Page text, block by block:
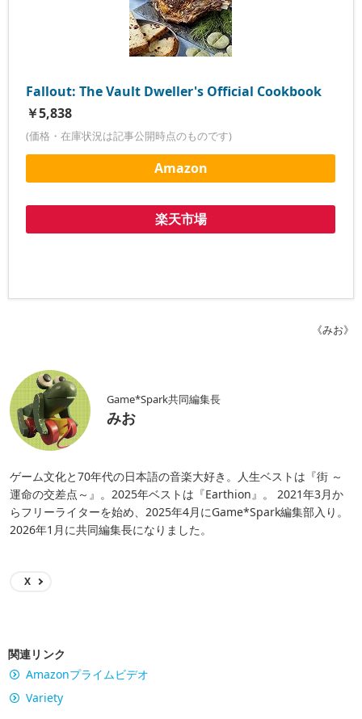
Fallout: The Vault Dweller's Official Cookbook
￥5,838
(価格・在庫状況は記事公開時点のものです)
Amazon
楽天市場
《みお》
Game*Spark共同編集長
みお
ゲーム文化と70年代の日本語の音楽大好き。人生ベストは『街 ～
運命の交差点～』。2025年ベストは『Earthion』。 2021年3月か
らフリーライターを始め、2025年4月にGame*Spark編集部入り。
2026年1月に共同編集長になりました。
X
関連リンク
Amazonプライムビデオ
Variety